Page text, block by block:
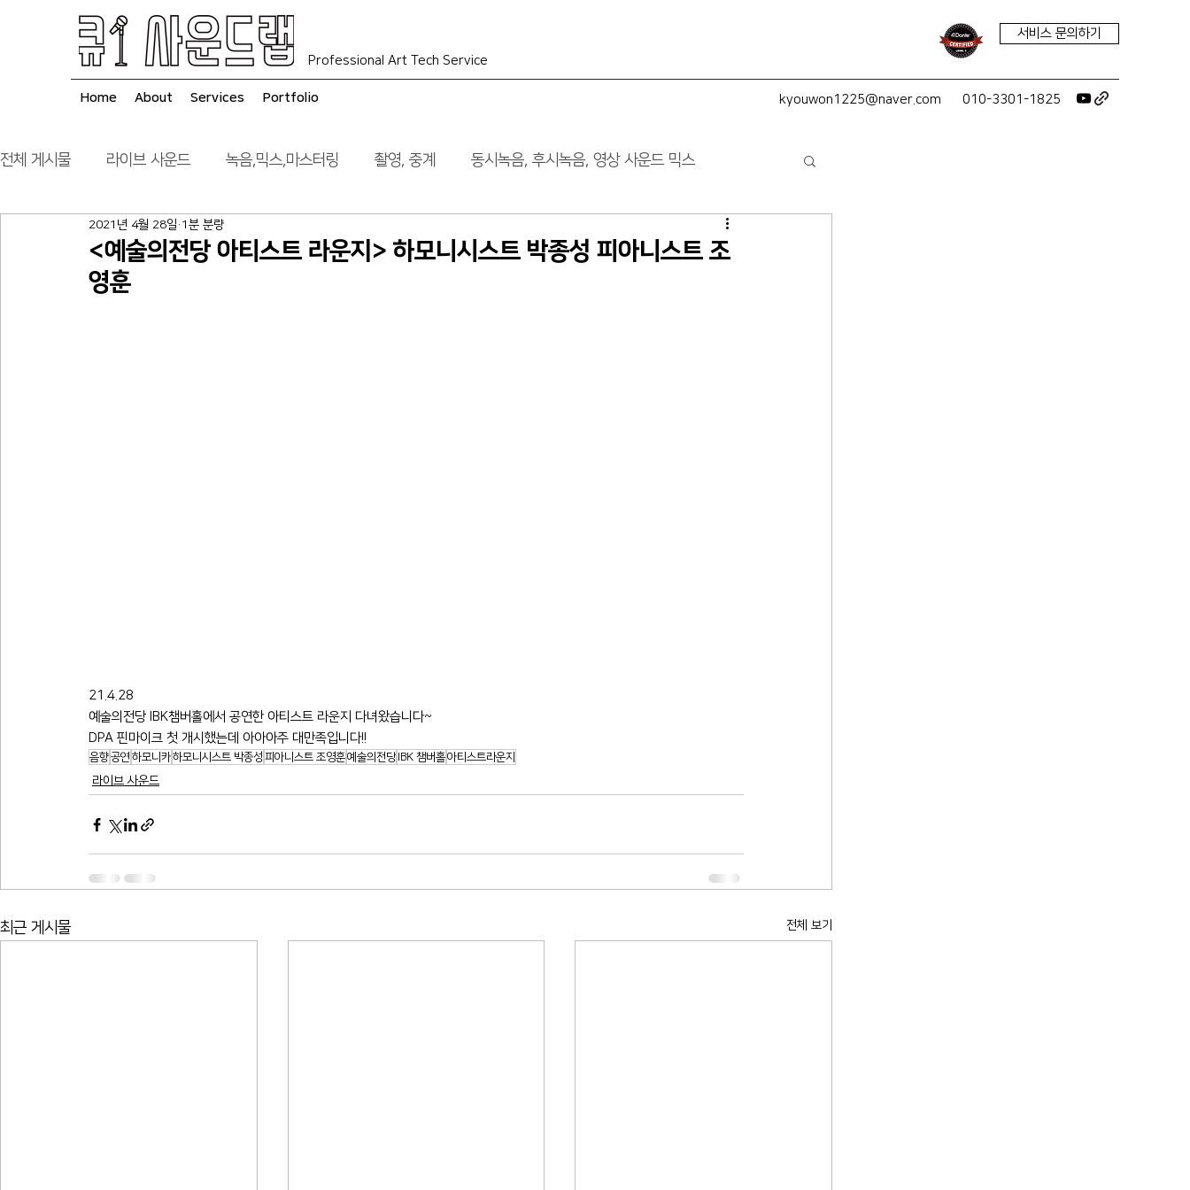
Professional Art Tech Service
서비스 문의하기
Home About Services Portfolio kyouwon1225@naver.com 010-3301-1825
전체 게시물 라이브 사운드 녹음,믹스,마스터링 촬영, 중계 동시녹음, 후시녹음, 영상 사운드 믹스
음향 시스템 컨설팅 시공
<예술의전당 아티스트 라운지> 하모니시스트 박종성 피아니스트 조
영훈
2021년 4월 28일 1분 분량
21.4.28
예술의전당 IBK챔버홀에서 공연한 아티스트 라운지 다녀왔습니다~
DPA 핀마이크 첫 개시했는데 아아아주 대만족입니다!!
음향공연 하모니카하모니시스트 박종성 피아니스트 조영훈예술의전당 IBK 챔버홀아티스트라운지
라이브 사운드
최근 게시물 전체 보기